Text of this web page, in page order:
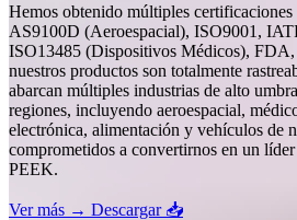
Hemos obtenido múltiples
AS9100D (Aeroespacial), ISO9001,
ISO13485 (Dispositivos Médicos),
nuestros productos son totalmente
abarcan múltiples industrias de alto
regiones, incluyendo aeroespacial,
electrónica, alimentación y vehículos de
comprometidos a convertirnos en un
PEEK.
Ver más → Descargar 📥